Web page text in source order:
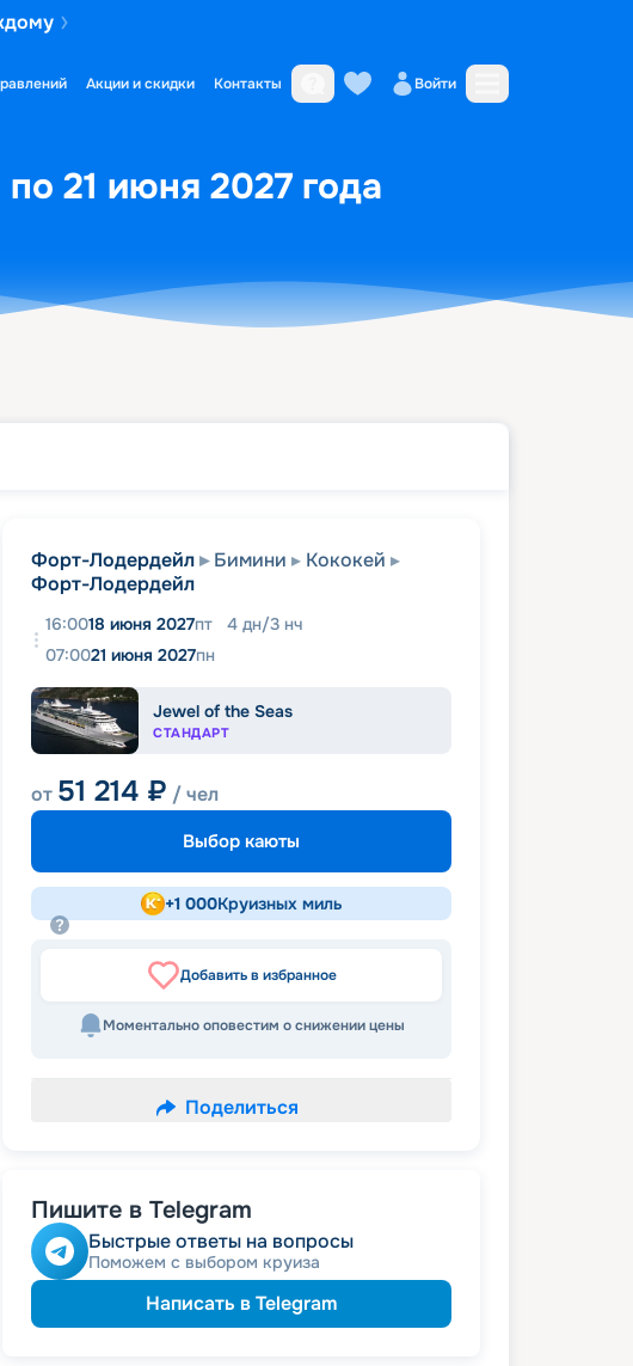
Акции и скидки Контакты Войти
21 июня 2027 года
Форт-Лодердейл Бимини
Кококей
Форт-Лодердейл
16:0018 июня 2027пт 4 дн/3 нч
07:0021 июня 2027пн
Jewel of the Seas
СТАНДАРТ
от 51 214 ₽ / чел
Выбор каюты
+1 000Круизных миль
Добавить в избранное
Моментально оповестим о снижении цены
Поделиться
Пишите в Telegram
Быстрые ответы на вопросы
Поможем с выбором круиза
Написать в Telegram